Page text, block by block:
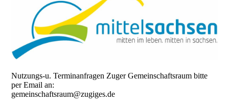
Nutzungs-u. Terminanfragen Zuger Gemeinschaftsraum bitte
per Email an:
gemeinschaftsraum@zugiges.de